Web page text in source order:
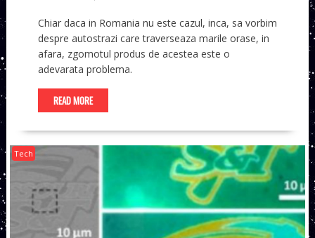
Chiar daca in Romania nu este cazul, inca, sa vorbim
despre autostrazi care traverseaza marile orase, in
afara, zgomotul produs de acestea este o
adevarata problema.
READ MORE
Tech